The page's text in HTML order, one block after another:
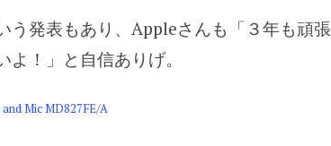
う発表もあり、Appleさんも「３年も頑張
！」と自信ありげ。
Mic MD827FE/A